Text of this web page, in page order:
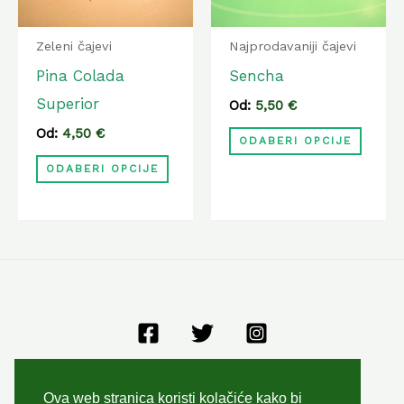
Zeleni čajevi
Pina Colada
Superior
Od: 4,50 €
ODABERI OPCIJE
Opcije
se
Najprodavaniji čajevi
Sencha
Od: 5,50 €
ODABERI OPCIJE
Opcije
se
Ova web stranica koristi kolačiće kako bi